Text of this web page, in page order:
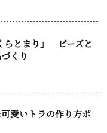
らとまり」 ビーズと
くり
愛いトラの作り方ポ